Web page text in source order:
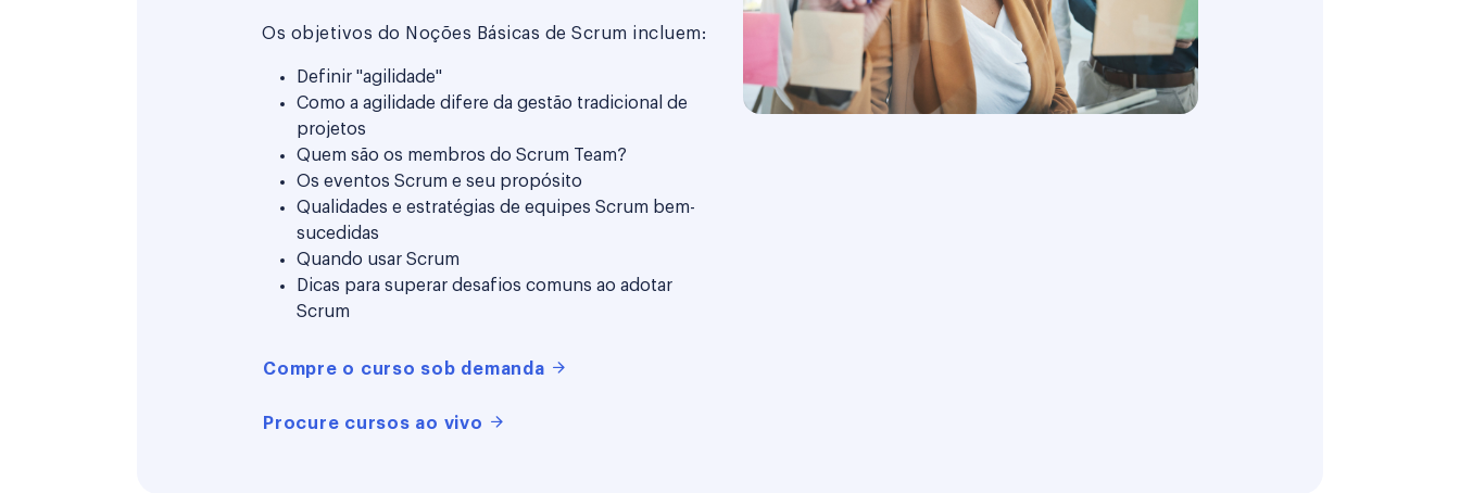
Os objetivos do Noções Básicas de Scrum incluem:
Definir "agilidade"
Como a agilidade difere da gestão tradicional de
projetos
Quem são os membros do Scrum Team?
Os eventos Scrum e seu propósito
Qualidades e estratégias de equipes Scrum bem-
sucedidas
Quando usar Scrum
Dicas para superar desafios comuns ao adotar
Scrum
Compre o curso sob demanda
Procure cursos ao vivo